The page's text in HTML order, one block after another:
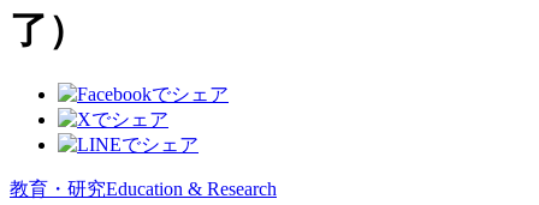
了）
教育・研究Education & Research